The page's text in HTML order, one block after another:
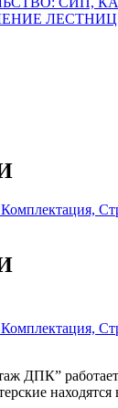
ДПК” работает